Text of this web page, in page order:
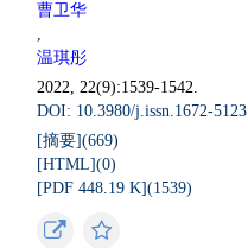
曹卫华
,
温琪彤
2022, 22(9):1539-1542.
DOI: 10.3980/j.issn.1672-
[摘要](669)
[HTML](0)
[PDF 448.19 K](1539)